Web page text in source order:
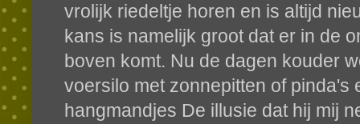
vrolijk riedeltje horen en is altijd
kans is namelijk groot dat er in de
boven komt. Nu de dagen kouder
voersilo met zonnepitten of pinda's
hangmandjes De illusie dat hij mij